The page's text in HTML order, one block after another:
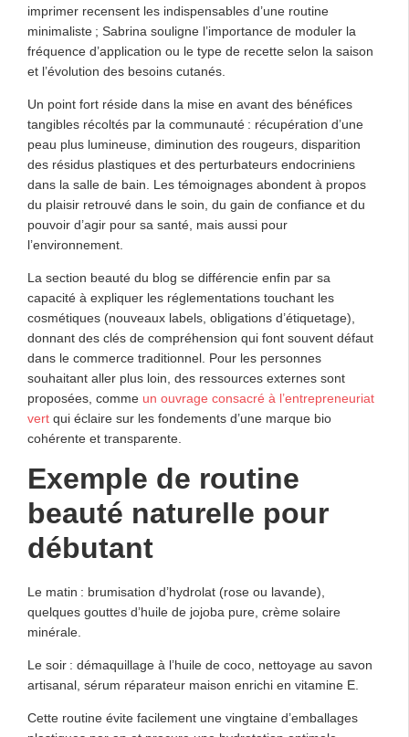
imprimer recensent les indispensables d’une routine
minimaliste ; Sabrina souligne l’importance de moduler la
fréquence d’application ou le type de recette selon la saison
et l’évolution des besoins cutanés.
Un point fort réside dans la mise en avant des bénéfices
tangibles récoltés par la communauté : récupération d’une
peau plus lumineuse, diminution des rougeurs, disparition
des résidus plastiques et des perturbateurs endocriniens
dans la salle de bain. Les témoignages abondent à propos
du plaisir retrouvé dans le soin, du gain de confiance et du
pouvoir d’agir pour sa santé, mais aussi pour
l’environnement.
La section beauté du blog se différencie enfin par sa
capacité à expliquer les réglementations touchant les
cosmétiques (nouveaux labels, obligations d’étiquetage),
donnant des clés de compréhension qui font souvent défaut
dans le commerce traditionnel. Pour les personnes
souhaitant aller plus loin, des ressources externes sont
proposées, comme un ouvrage consacré à l’entrepreneuriat
vert qui éclaire sur les fondements d’une marque bio
cohérente et transparente.
Exemple de routine
beauté naturelle pour
débutant
Le matin : brumisation d’hydrolat (rose ou lavande),
quelques gouttes d’huile de jojoba pure, crème solaire
minérale.
Le soir : démaquillage à l’huile de coco, nettoyage au savon
artisanal, sérum réparateur maison enrichi en vitamine E.
Cette routine évite facilement une vingtaine d’emballages